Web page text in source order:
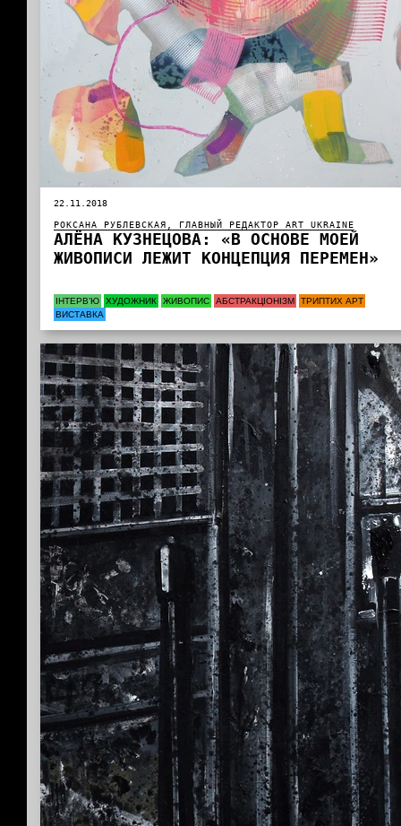
22.11.2018
РОКСАНА РУБЛЕВСКАЯ, ГЛАВНЫЙ РЕДАКТОР ART UKRAINE
АЛЁНА КУЗНЕЦОВА: «В ОСНОВЕ МОЕЙ
ЖИВОПИСИ ЛЕЖИТ КОНЦЕПЦИЯ ПЕРЕМЕН»
ІНТЕРВ’Ю ХУДОЖНИК ЖИВОПИС АБСТРАКЦІОНІЗМ
ТРИПТИХ АРТ
ВИСТАВКА